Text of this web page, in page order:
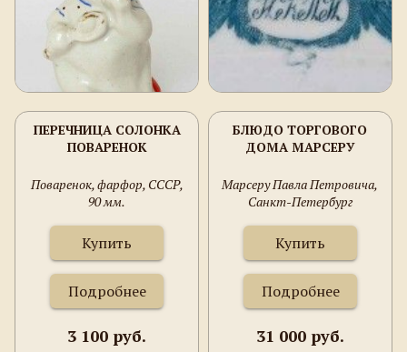
ПЕРЕЧНИЦА СОЛОНКА
ПОВАРЕНОК
Поваренок, фарфор, СССР,
90 мм.
Купить
Подробнее
3 100 руб.
БЛЮДО ТОРГОВОГО
ДОМА МАРСЕРУ
Марсеру Павла Петровича,
Санкт-Петербург
Купить
Подробнее
31 000 руб.